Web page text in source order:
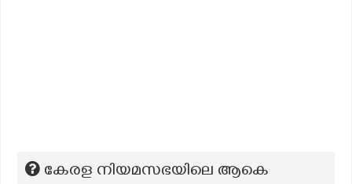
കേരള നിയമസഭയിലെ ആകെ